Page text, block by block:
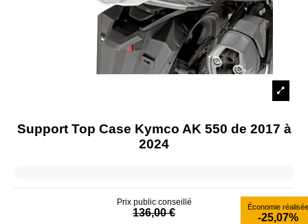
Support Top Case Kymco AK 550 de 2017 à
2024
Prix public conseillé
136,00 € Économie réalisée
-25,07%